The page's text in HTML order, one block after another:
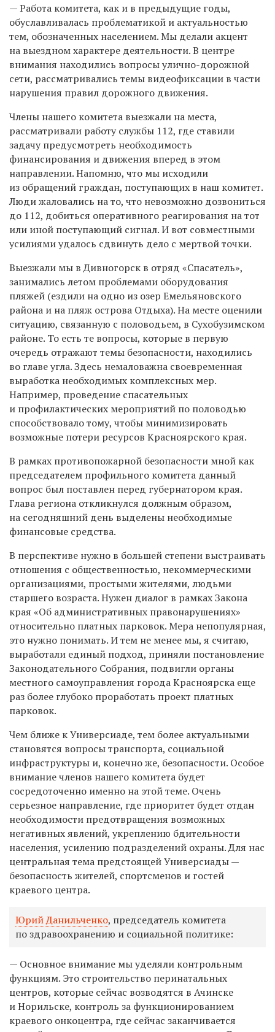
— Работа комитета, как и в предыдущие годы,
обуславливалась проблематикой и актуальностью
тем, обозначенных населением. Мы делали акцент
на выездном характере деятельности. В центре
внимания находились вопросы улично-дорожной
сети, рассматривались темы видеофиксации в части
нарушения правил дорожного движения.
Члены нашего комитета выезжали на места,
рассматривали работу службы 112, где ставили
задачу предусмотреть необходимость
финансирования и движения вперед в этом
направлении. Напомню, что мы исходили
из обращений граждан, поступающих в наш комитет.
Люди жаловались на то, что невозможно дозвониться
до 112, добиться оперативного реагирования на тот
или иной поступающий сигнал. И вот совместными
усилиями удалось сдвинуть дело с мертвой точки.
Выезжали мы в Дивногорск в отряд «Спасатель»,
занимались летом проблемами оборудования
пляжей (ездили на одно из озер Емельяновского
района и на пляж острова Отдыха). На месте оценили
ситуацию, связанную с половодьем, в Сухобузимском
районе. То есть те вопросы, которые в первую
очередь отражают темы безопасности, находились
во главе угла. Здесь немаловажна своевременная
выработка необходимых комплексных мер.
Например, проведение спасательных
и профилактических мероприятий по половодью
способствовало тому, чтобы минимизировать
возможные потери ресурсов Красноярского края.
В рамках противопожарной безопасности мной как
председателем профильного комитета данный
вопрос был поставлен перед губернатором края.
Глава региона откликнулся должным образом,
на сегодняшний день выделены необходимые
финансовые средства.
В перспективе нужно в большей степени выстраивать
отношения с общественностью, некоммерческими
организациями, простыми жителями, людьми
старшего возраста. Нужен диалог в рамках Закона
края «Об административных правонарушениях»
относительно платных парковок. Мера непопулярная,
это нужно понимать. И тем не менее мы, я считаю,
выработали единый подход, приняли постановление
Законодательного Собрания, подвигли органы
местного самоуправления города Красноярска еще
раз более глубоко проработать проект платных
парковок.
Чем ближе к Универсиаде, тем более актуальными
становятся вопросы транспорта, социальной
инфраструктуры и, конечно же, безопасности. Особое
внимание членов нашего комитета будет
сосредоточенно именно на этой теме. Очень
серьезное направление, где приоритет будет отдан
необходимости предотвращения возможных
негативных явлений, укреплению бдительности
населения, усилению подразделений охраны. Для нас
центральная тема предстоящей Универсиады —
безопасность жителей, спортсменов и гостей
краевого центра.
Юрий Данильченко, председатель комитета
по здравоохранению и социальной политике:
— Основное внимание мы уделяли контрольным
функциям. Это строительство перинатальных
центров, которые сейчас возводятся в Ачинске
и Норильске, контроль за функционированием
краевого онкоцентра, где сейчас заканчивается